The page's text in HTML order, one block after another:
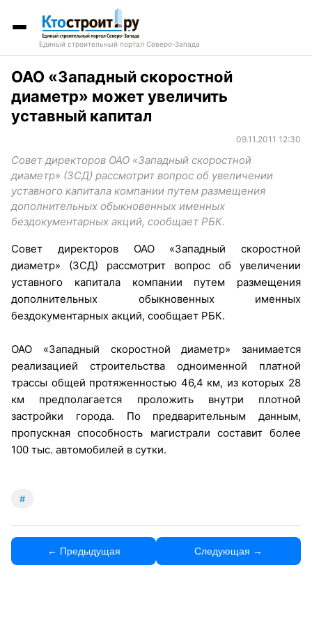
Единый строительный портал Северо-Запада
ОАО «Западный скоростной
диаметр» может увеличить
уставный капитал
09.11.2011 12:30
Совет директоров ОАО «Западный скоростной
диаметр» (ЗСД) рассмотрит вопрос об увеличении
уставного капитала компании путем размещения
дополнительных обыкновенных именных
бездокументарных акций, сообщает РБК.
Совет директоров ОАО «Западный скоростной
диаметр» (ЗСД) рассмотрит вопрос об увеличении
уставного капитала компании путем размещения
дополнительных обыкновенных именных
бездокументарных акций, сообщает РБК.
ОАО «Западный скоростной диаметр» занимается
реализацией строительства одноименной платной
трассы общей протяженностью 46,4 км, из которых 28
км предполагается проложить внутри плотной
застройки города. По предварительным данным,
пропускная способность магистрали составит более
100 тыс. автомобилей в сутки.
#
← Предыдущая Следующая →